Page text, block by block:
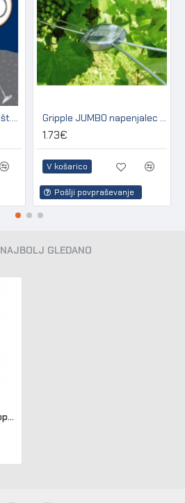
Gripple kit APAK Plus W št.3 za sidranje lesenih in betonskih stebrov Gripple JUMBO napenjalec za žico 2,50 - 3,15 mm (pakir. 20 kos)
1.73€
V košarico
Pošlji povpraševanje
NAJBOLJ GLEDANO
Holder glavni cilinder sklopke (115237)